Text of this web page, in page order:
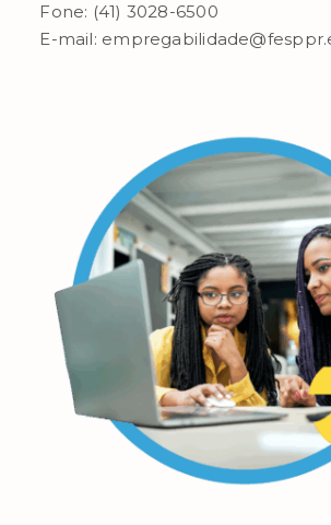
Fone: (41) 3028-6500
E-mail: